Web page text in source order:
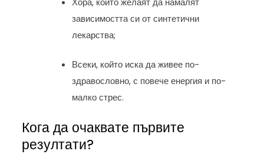
зависимостта си от синтетични
лекарства;
Всеки, който иска да живее по-
здравословно, с повече енергия и по-
малко стрес.
Кога да очаквате първите
резултати?